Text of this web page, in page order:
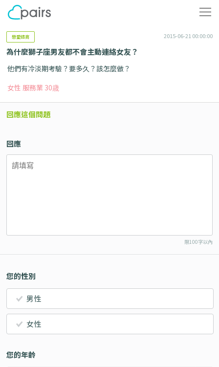
戀愛諮商 2015-06-21 00:00:00
為什麼獅子座男友都不會主動連絡女友？
他們有冷淡期考驗？要多久？該怎麼做？
女性 服務業 30歳
回應這個問題
回應
限100字以內
您的性別
男性
女性
您的年齡